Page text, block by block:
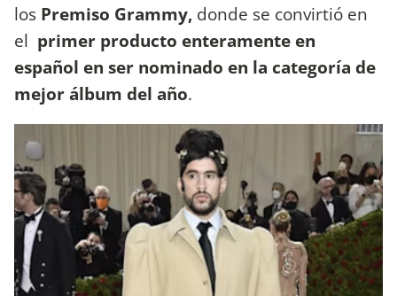
los Premiso Grammy, donde se convirtió en
el primer producto enteramente en
español en ser nominado en la categoría de
mejor álbum del año.